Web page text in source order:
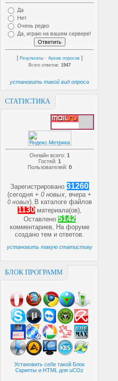
Да
Нет
Очень редко
Да, играю на вашем сервере!
[ Результаты · Архив опросов ]
Всего ответов: 1947
установить такой вид опроса
СТАТИСТИКА
Онлайн всего: 1
Гостей: 1
Пользователей: 0
Зарегистрировано 31260
(сегодня +0 новых, вчера +
0 новых) В каталоге файлов
1130 материала(ов),
Оставлено 5142
комментариев, На форуме
созданотем иответов.
установить такую статистику
БЛОК ПРОГРАММ
Установить себе такой Блок
Скрипты и HTML для uCOz